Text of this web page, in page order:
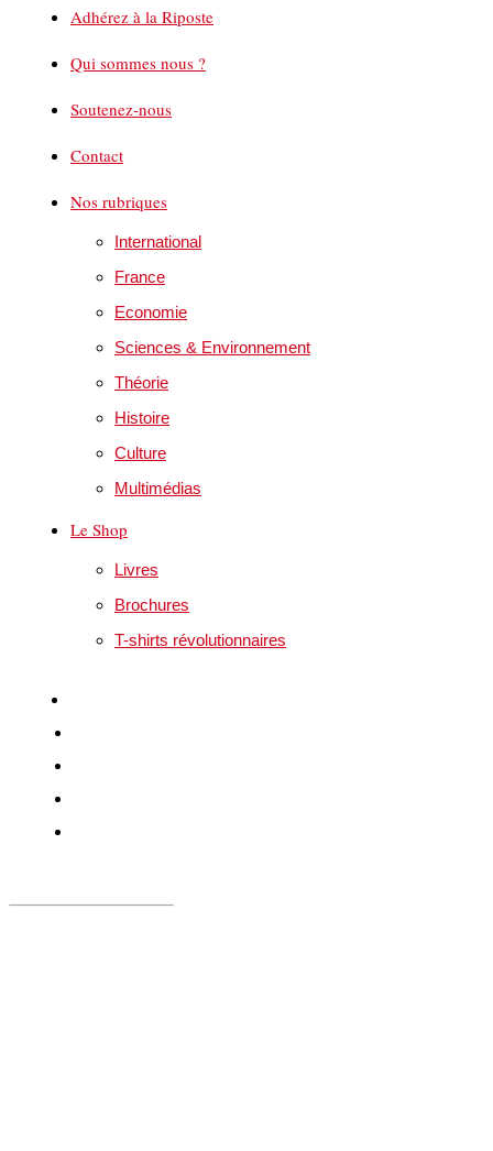
Adhérez à la Riposte
Qui sommes nous ?
Soutenez-nous
Contact
Nos rubriques
International
France
Economie
Sciences & Environnement
Théorie
Histoire
Culture
Multimédias
Le Shop
Livres
Brochures
T-shirts révolutionnaires